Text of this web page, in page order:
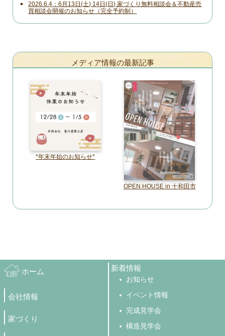
2026.6.4
6月13日(土) 14日(日) 家づくり無料相談会＆不動産売
買相談会開催のお知らせ（完全予約制）
メディア情報の最新記事
*年末年始のお知らせ*
OPEN HOUSE in 十和田市
ホーム
会社情報
家づくり
新着情報
お知らせ
イベント情報
完成見学会
構造見学会